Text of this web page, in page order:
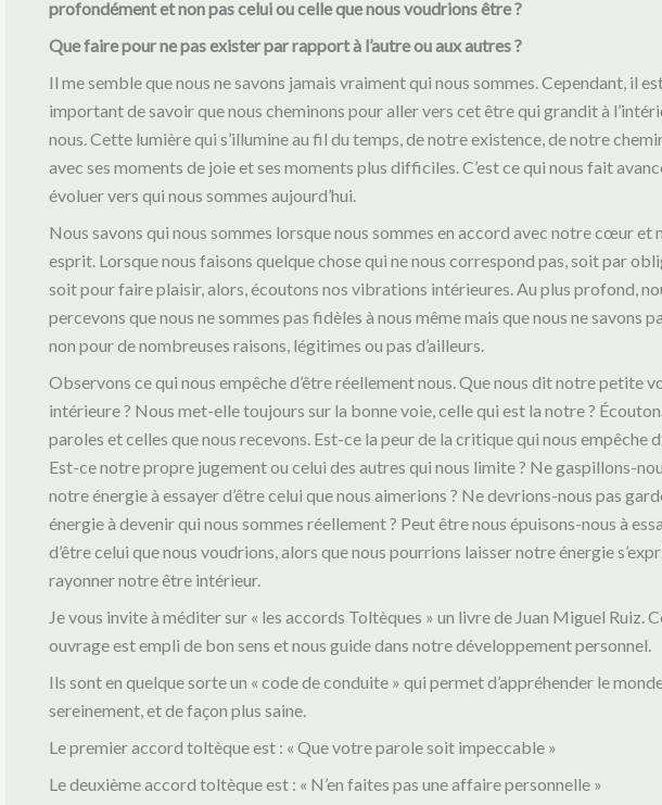
profondément et non pas celui ou celle que nous voudrions être ?
Que faire pour ne pas exister par rapport à l’autre ou aux autres ?
Il me semble que nous ne savons jamais vraiment qui nous sommes. Cependant, il
important de savoir que nous cheminons pour aller vers cet être qui grandit à
nous. Cette lumière qui s’illumine au fil du temps, de notre existence, de notre
avec ses moments de joie et ses moments plus difficiles. C’est ce qui nous fait
évoluer vers qui nous sommes aujourd’hui.
Nous savons qui nous sommes lorsque nous sommes en accord avec notre cœur et
esprit. Lorsque nous faisons quelque chose qui ne nous correspond pas, soit par
soit pour faire plaisir, alors, écoutons nos vibrations intérieures. Au plus profond,
percevons que nous ne sommes pas fidèles à nous même mais que nous ne savons
non pour de nombreuses raisons, légitimes ou pas d’ailleurs.
Observons ce qui nous empêche d’être réellement nous. Que nous dit notre petite
intérieure ? Nous met-elle toujours sur la bonne voie, celle qui est la notre ?
paroles et celles que nous recevons. Est-ce la peur de la critique qui nous empêche
Est-ce notre propre jugement ou celui des autres qui nous limite ? Ne gaspillons-
notre énergie à essayer d’être celui que nous aimerions ? Ne devrions-nous pas
énergie à devenir qui nous sommes réellement ? Peut être nous épuisons-nous à
d’être celui que nous voudrions, alors que nous pourrions laisser notre énergie
rayonner notre être intérieur.
Je vous invite à méditer sur « les accords Toltèques » un livre de Juan Miguel Ruiz.
ouvrage est empli de bon sens et nous guide dans notre développement personnel.
Ils sont en quelque sorte un « code de conduite » qui permet d’appréhender le
sereinement, et de façon plus saine.
Le premier accord toltèque est : « Que votre parole soit impeccable »
Le deuxième accord toltèque est : « N’en faites pas une affaire personnelle »